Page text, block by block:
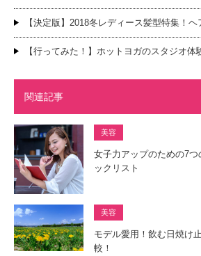
【決定版】2018冬レディース髪型特集！
【行ってみた！】ホットヨガのスタジオ
関連記事
美容
女子力アップのための7
ックリスト
美容
モデル愛用！飲む日焼け
較！